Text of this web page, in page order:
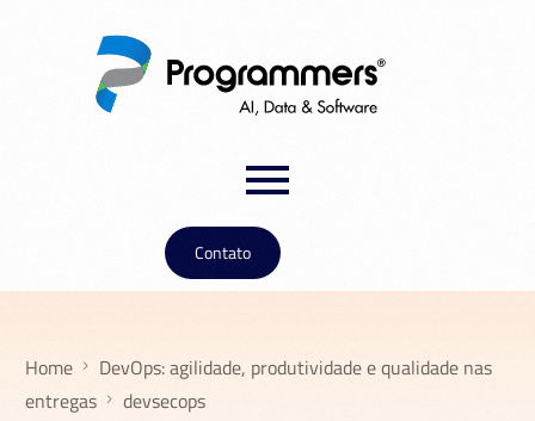
Contato
Home
DevOps: agilidade, produtividade e qualidade nas
entregas
devsecops